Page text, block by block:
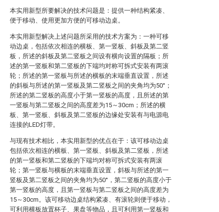
本实用新型所要解决的技术问题是：提供一种结构紧凑、
便于移动、使用更加方便的可移动边桌。
本实用新型解决上述问题所采用的技术方案为：一种可移
动边桌，包括依次相连的横板、第一竖板、斜板及第二竖
板，所述的斜板及第二竖板之间设有横向设置的隔板；所
述的第一竖板和第二竖板的下端均对称可拆式安装有两滚
轮；所述的第一竖板与所述的横板的末端垂直设置，所述
的斜板与所述的第一竖板及第二竖板之间的夹角均为50°；
所述的第二竖板的高度小于第一竖板的高度，且所述的第
一竖板与第二竖板之间的高度差为15～30cm；所述的横
板、第一竖板、斜板及第二竖板的边缘处安装有与电源电
连接的LED灯带。
与现有技术相比，本实用新型的优点在于：该可移动边桌
包括依次相连的横板、第一竖板、斜板及第二竖板，所述
的第一竖板和第二竖板的下端均对称可拆式安装有两滚
轮；第一竖板与横板的末端垂直设置，斜板与所述的第一
竖板及第二竖板之间的夹角均为50°，第二竖板的高度小于
第一竖板的高度，且第一竖板与第二竖板之间的高度差为
15～30cm。该可移动边桌结构紧凑、有滚轮则便于移动，
可利用横板放置杯子、果盘等物品，且可利用第一竖板和